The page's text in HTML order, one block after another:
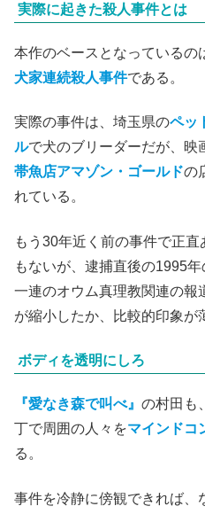
実際に起きた殺人事件とは
本作のベースとなっているの
犬家連続殺人事件である。
実際の事件は、埼玉県のペッ
ルで犬のブリーダーだが、映
帯魚店アマゾン・ゴールドの
れている。
もう30年近く前の事件で正
もないが、逮捕直後の1995
一連のオウム真理教関連の報
が縮小したか、比較的印象が
ボディを透明にしろ
『愛なき森で叫べ』 の村田も
丁で周囲の人々をマインドコ
る。
事件を冷静に傍観できれば、